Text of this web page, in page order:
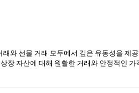
래와 선물 거래 모두에서 깊은 유동성을 제
장 자산에 대해 원활한 거래와 안정적인